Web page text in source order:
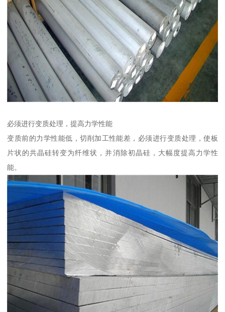
必须进行变质处理，提高力学性能
变质前的力学性能低，切削加工性能差，必须进行变质处理，使板
片状的共晶硅转变为纤维状，并消除初晶硅，大幅度提高力学性
能。